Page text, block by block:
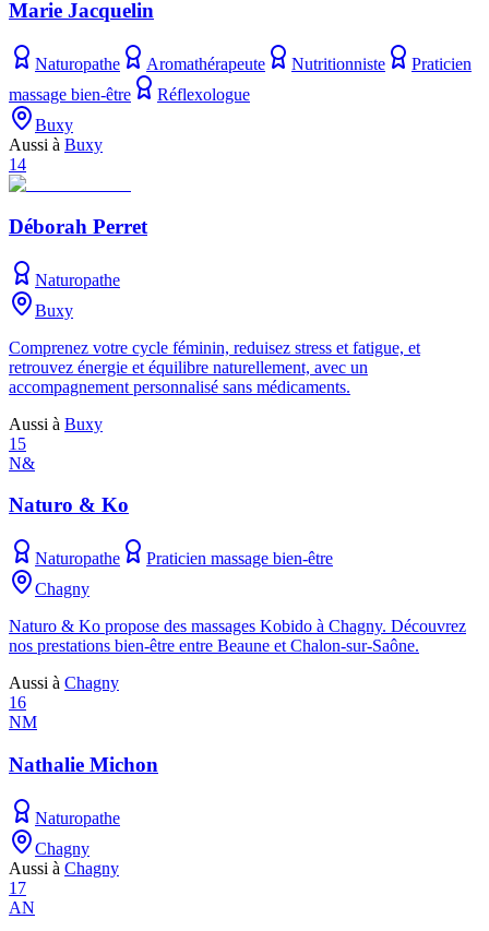
Marie Jacquelin
Naturopathe Aromathérapeute Nutritionniste
Praticien
massage bien-être
Réflexologue
Buxy
Aussi à Buxy
14
Déborah Perret
Naturopathe
Buxy
Comprenez votre cycle féminin, reduisez stress et fatigue, et
retrouvez énergie et équilibre naturellement, avec un
accompagnement personnalisé sans médicaments.
Aussi à Buxy
15
N&
Naturo & Ko
Naturopathe
Praticien massage bien-être
Chagny
Naturo & Ko propose des massages Kobido à Chagny. Découvrez
nos prestations bien-être entre Beaune et Chalon-sur-Saône.
Aussi à Chagny
16
NM
Nathalie Michon
Naturopathe
Chagny
Aussi à Chagny
17
AN